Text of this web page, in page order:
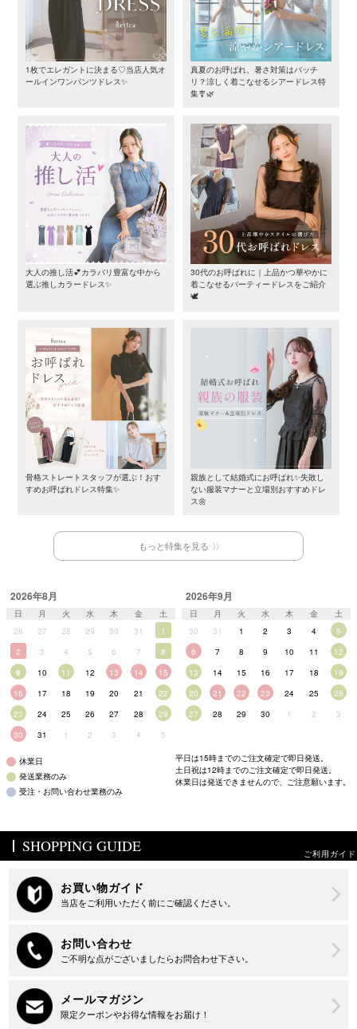
1枚でエレガントに決まる♡当店人気オ
ールインワンパンツドレス✨
真夏のお呼ばれ、暑さ対策はバッチ
リ？涼しく着こなせるシアードレス特
集🎐🌿
大人の推し活💕カラバリ豊富な中から
選ぶ推しカラードレス✨
30代のお呼ばれに｜上品かつ華やかに
着こなせるパーティードレスをご紹介
🕊️
骨格ストレートスタッフが選ぶ！おす
すめお呼ばれドレス特集✨
親族として結婚式にお呼ばれ✨失敗し
ない服装マナーと立場別おすすめドレ
ス🌼
もっと特集を見る
2026年8月
日 月 火 水 木 金
土
26
27 28 29 30 31
1
2
3 4 5 6 7
8
9
10 11 12 13 14
15
16
17 18 19 20 21
22
23
24 25 26 27 28
29
30
31 1 2 3 4 5
2026年9月
日 月 火 水 木 金
土
30
31 1 2 3 4
5
6
7 8 9 10 11
12
13
14 15 16 17 18
19
20
21 22 23 24 25
26
27
28 29 30 1 2 3
休業日
発送業務のみ
受注・お問い合わせ業務のみ
平日は15時までのご注文確定で即日発送。
土日祝は12時までのご注文確定で即日発送。
休業日は発送できませんので、ご注意願います。
SHOPPING GUIDE ご利用ガイド